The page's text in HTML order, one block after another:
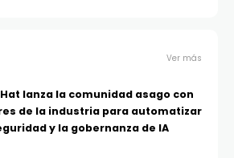
Ver más
Hat lanza la comunidad asago con
de la industria para automatizar
y la gobernanza de IA